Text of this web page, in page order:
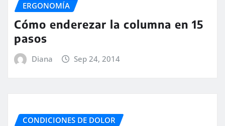
ERGONOMÍA
Cómo enderezar la columna en 15
pasos
Diana Sep 24, 2014
CONDICIONES DE DOLOR